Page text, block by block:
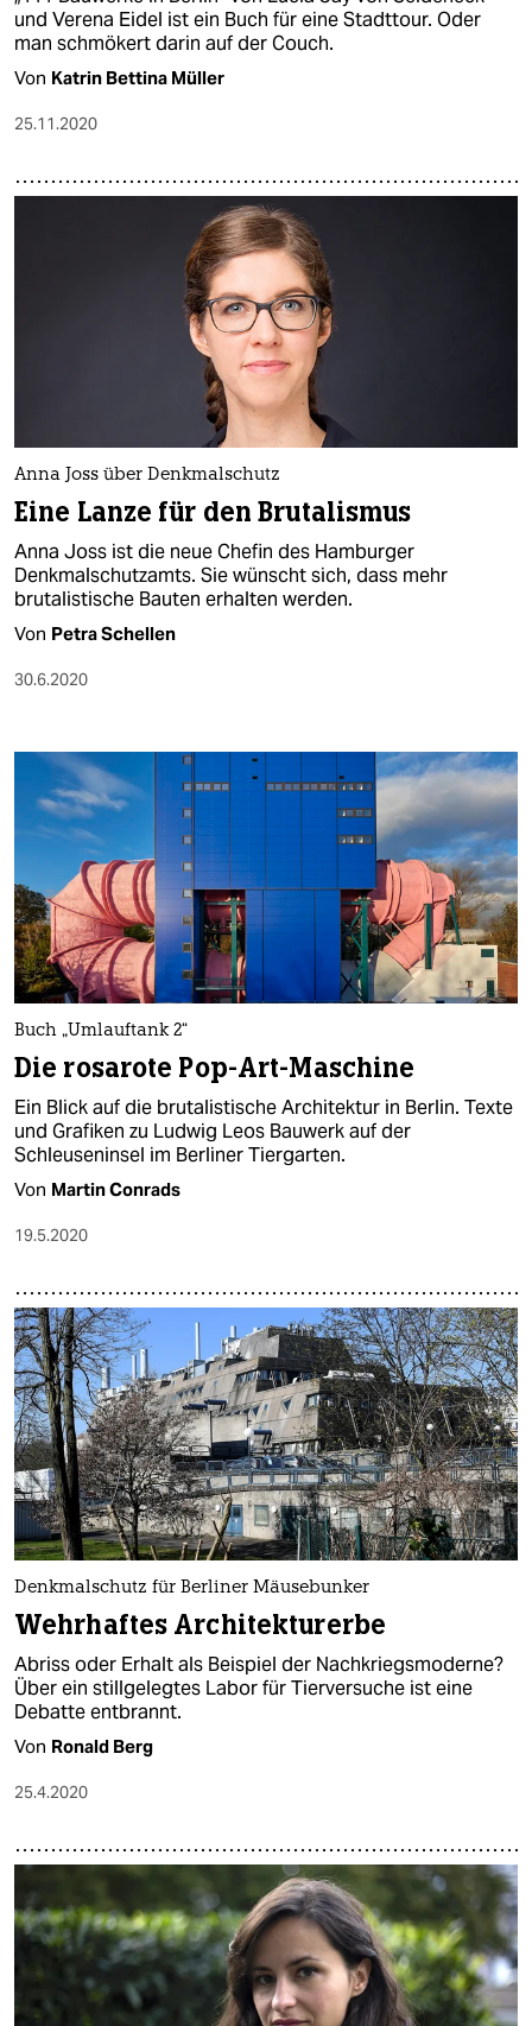
und Verena Eidel ist ein Buch für eine Stadttour. Oder
man schmökert darin auf der Couch.
Von Katrin Bettina Müller
25.11.2020
Anna Joss über Denkmalschutz
Eine Lanze für den Brutalismus
Anna Joss ist die neue Chefin des Hamburger
Denkmalschutzamts. Sie wünscht sich, dass mehr
brutalistische Bauten erhalten werden.
Von Petra Schellen
30.6.2020
Buch „Umlauftank 2“
Die rosarote Pop-Art-Maschine
Ein Blick auf die brutalistische Architektur in Berlin. Texte
und Grafiken zu Ludwig Leos Bauwerk auf der
Schleuseninsel im Berliner Tiergarten.
Von Martin Conrads
19.5.2020
Denkmalschutz für Berliner Mäusebunker
Wehrhaftes Architekturerbe
Abriss oder Erhalt als Beispiel der Nachkriegsmoderne?
Über ein stillgelegtes Labor für Tierversuche ist eine
Debatte entbrannt.
Von Ronald Berg
25.4.2020